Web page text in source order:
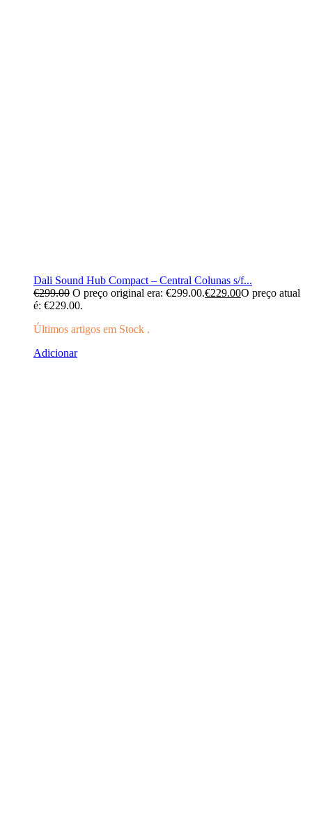
Dali Sound Hub Compact – Central Colunas s/f...
€299.00 O preço original era: €299.00.€229.00O preço atual
é: €229.00.
Últimos artigos em Stock .
Adicionar